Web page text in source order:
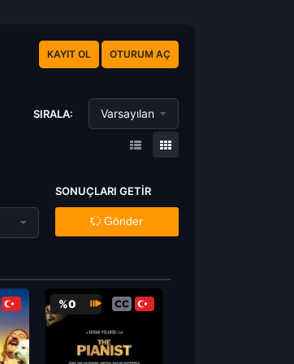
KAYIT OL OTURUM AÇ
SIRALA: Varsayılan
SONUÇLARI GETIR
Gönder
%0